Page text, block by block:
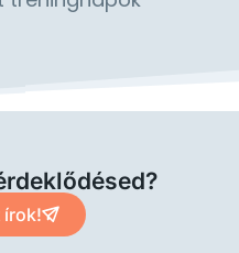
írok!